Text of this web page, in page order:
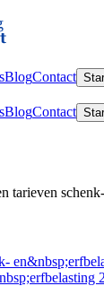
BlogContact
BlogContact
tarieven